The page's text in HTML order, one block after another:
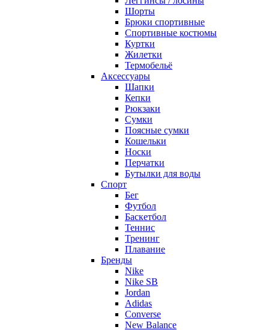
Шорты
Брюки спортивные
Спортивные костюмы
Куртки
Жилетки
Термобельё
Аксессуары
Шапки
Кепки
Рюкзаки
Сумки
Поясные сумки
Кошельки
Носки
Перчатки
Бутылки для воды
Спорт
Бег
Футбол
Баскетбол
Теннис
Тренинг
Плавание
Бренды
Nike
Nike SB
Jordan
Adidas
Converse
New Balance